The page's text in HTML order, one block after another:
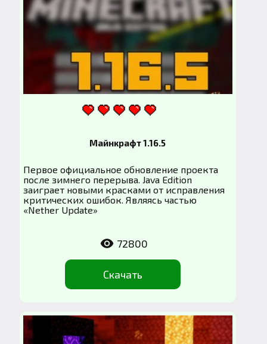
Майнкрафт 1.16.5
Первое официальное обновление проекта
после зимнего перерыва. Java Edition
заиграет новыми красками от исправления
критических ошибок. Являясь частью
«Nether Update»
Скачать
72800